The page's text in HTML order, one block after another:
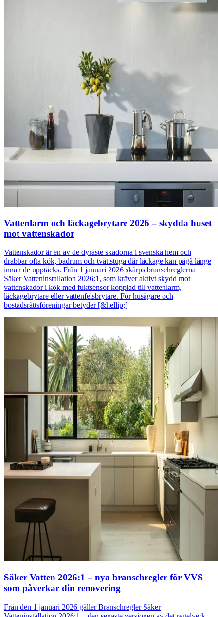
Vattenlarm och läckagebrytare 2026 – skydda huset
mot vattenskador
Vattenskador är en av de dyraste skadorna i svenska hem och
drabbar ofta kök, badrum och tvättstuga där läckage kan pågå länge
innan de upptäcks. Från 1 januari 2026 skärps branschreglerna
Säker Vatteninstallation 2026:1, som kräver aktivt skydd mot
vattenskador i kök med fuktsensor kopplad till vattenlarm,
läckagebrytare eller vattenfelsbrytare. För husägare och
bostadsrättsföreningar betyder [&hellip;]
Säker Vatten 2026:1 – nya branschregler för VVS
som påverkar din renovering
Från den 1 januari 2026 gäller Branschregler Säker